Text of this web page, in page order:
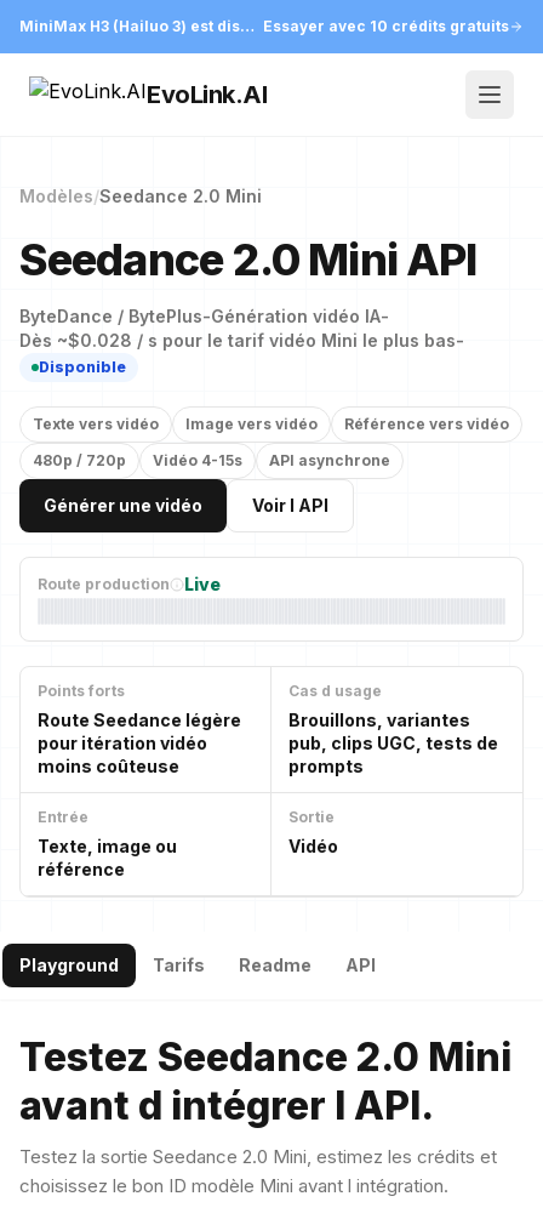
MiniMax H3 (Hailuo 3) est disponible sur EvoLink Essayer avec 10 crédits gratuits
EvoLink.AI
Modèles/Seedance 2.0 Mini
Seedance 2.0 Mini API
ByteDance / BytePlus-Génération vidéo IA-
Dès ~$0.028 / s pour le tarif vidéo Mini le plus bas-
Disponible
Texte vers vidéo Image vers vidéo
Référence vers vidéo
480p / 720p
Vidéo 4-15s API asynchrone
Générer une vidéo Voir l API
Route production Live
Points forts
Route Seedance légère
pour itération vidéo
moins coûteuse
Cas d usage
Brouillons, variantes
pub, clips UGC, tests de
prompts
Entrée
Texte, image ou
référence
Sortie
Vidéo
Playground Tarifs Readme API
Testez Seedance 2.0 Mini
avant d intégrer l API.
Testez la sortie Seedance 2.0 Mini, estimez les crédits et
choisissez le bon ID modèle Mini avant l intégration.